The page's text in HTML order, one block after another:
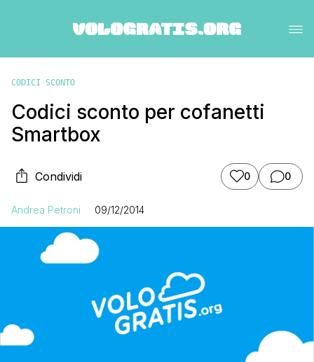
CODICI SCONTO
Codici sconto per cofanetti
Smartbox
Condividi 0 0
Andrea Petroni 09/12/2014